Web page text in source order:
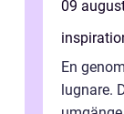
09
En
lugnare.